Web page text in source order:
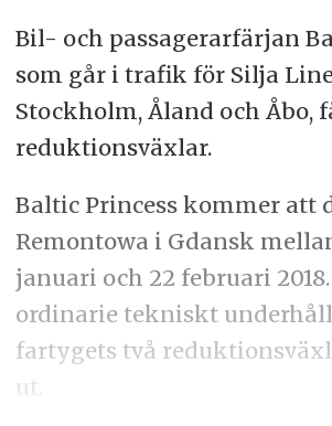
Bil- och passagerarfärjan
som går i trafik för Silja
Stockholm, Åland och Åbo,
reduktionsväxlar.
Baltic Princess kommer att
Remontowa i Gdansk
januari och 22 februari
ordinarie tekniskt
fartygets två
ut.